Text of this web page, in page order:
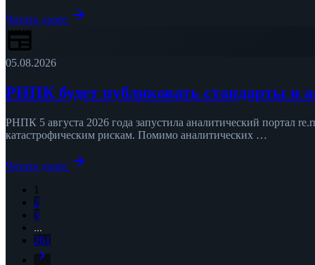
Читать далее arrow_forward
newspaper
05.08.2026
РНПК будет публиковать стандарты и
РНПК 5 августа 2026 года запустила аналитический портал
катастрофическим рискам. Помимо аналитических …
Читать далее arrow_forward
1
2
3
...
261
chevron_right